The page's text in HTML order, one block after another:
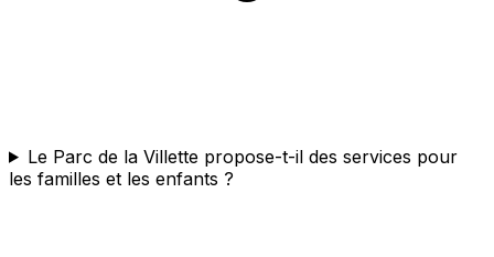
Le Parc de la Villette propose-t-il des services pour
les familles et les enfants ?